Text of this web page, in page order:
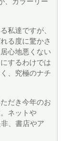
私達ですが、
る度に驚かさ
心地悪くない
するわけでは
、究極のナチ
だき今年のお
ネットや
、書店やア